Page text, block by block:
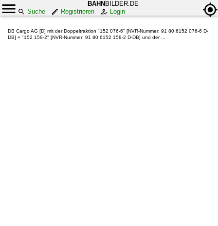
BAHN BILDER.DE
Suche
Registrieren Login
DB Cargo AG [D] mit der Doppeltraktion "152 076-6" [NVR-Nummer: 91 80 6152 076-6 D-
DB] + "152 158-2" [NVR-Nummer: 91 80 6152 158-2 D-DB] und der ...